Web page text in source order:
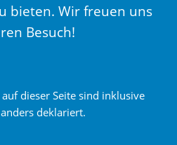
bieten. Wir freuen uns
Besuch!
dieser Seite sind inklusive
deklariert.